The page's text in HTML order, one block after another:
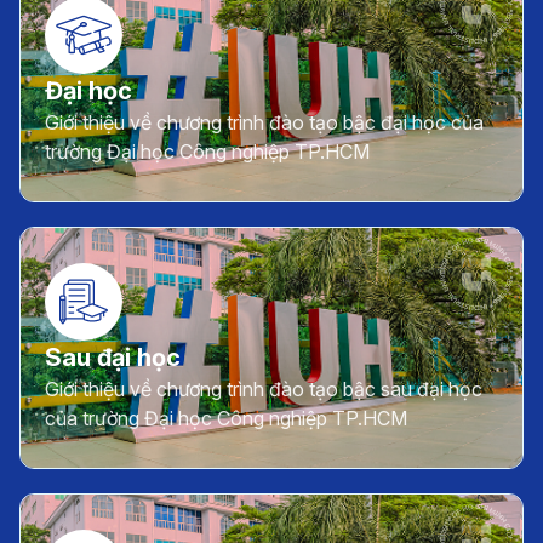
Đại học
Giới thiệu về chương trình đào tạo bậc đại học của
trường Đại học Công nghiệp TP.HCM
Sau đại học
Giới thiệu về chương trình đào tạo bậc sau đại học
của trường Đại học Công nghiệp TP.HCM